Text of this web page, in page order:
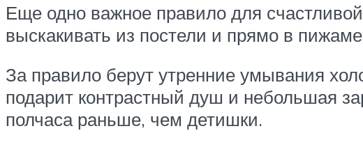
Еще одно важное правило для
выскакивать из постели и прямо в
За правило берут утренние умывания
подарит контрастный душ и небольшая
полчаса раньше, чем детишки.